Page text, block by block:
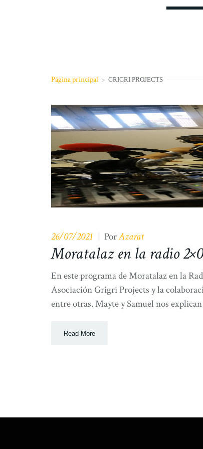
Página principal > GRIGRI PROJECTS
26/07/2021 | PorAzarat
Moratalaz en la radio
En este programa de Moratalaz en la
Asociación Grigri Projects y la
entre otras. Mayte y Samuel nos
Read More